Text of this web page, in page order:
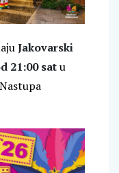
Jakovarski
21:00 satu